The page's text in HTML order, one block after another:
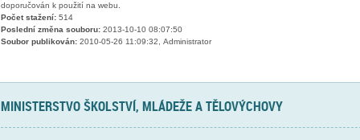
doporučován k použití na webu.
Počet stažení:514
Poslední změna souboru:2013-10-10 08:07:50
Soubor publikován:2010-05-26 11:09:32, Administrator
MINISTERSTVO ŠKOLSTVÍ, MLÁDEŽE A TĚLOVÝCHOVY